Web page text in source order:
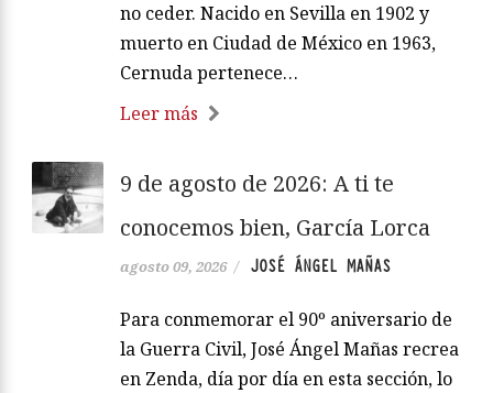
no ceder. Nacido en Sevilla en 1902 y
muerto en Ciudad de México en 1963,
Cernuda pertenece…
Leer más
9 de agosto de 2026: A ti te
conocemos bien, García Lorca
agosto 09, 2026 / JOSÉ ÁNGEL MAÑAS
Para conmemorar el 90º aniversario de
la Guerra Civil, José Ángel Mañas recrea
en Zenda, día por día en esta sección, lo